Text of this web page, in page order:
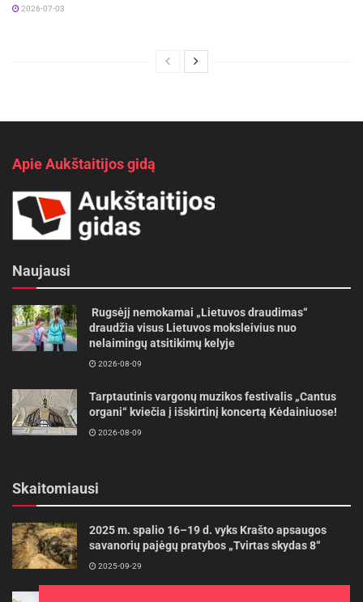
2026-07-03
Apie Aukštaitijos gidą
Naujausi
Rugsėjį nemokamai „Lietuvos draudimas“
draudžia visus Lietuvos moksleivius nuo
nelaimingų atsitikimų kelyje
2026-08-09
Tarptautinis vargonų muzikos festivalis „Cantus
organi“ kviečia į išskirtinį koncertą Kėdainiuose!
2026-08-09
Skaitomiausi
2025 m. spalio 16–19 d. vyks Krašto apsaugos
savanorių pajėgų pratybos „Tvirtas skydas 8“
2025-09-29